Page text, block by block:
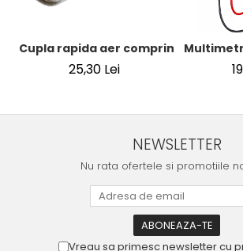
Cupla rapida aer comprimat cu
25,30 Lei
NEWSLETTER
Nu rata ofertele si promotiile
Vreau sa primesc newsletter cu